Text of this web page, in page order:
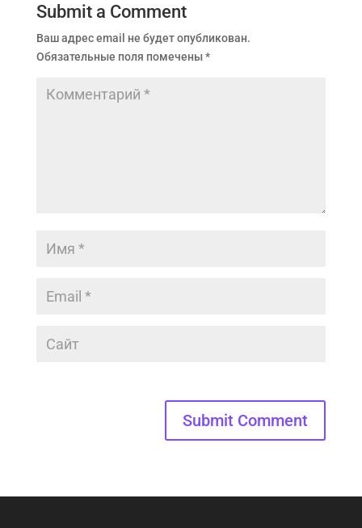
Submit a Comment
Ваш адрес email не будет опубликован.
Обязательные поля помечены*
Submit Comment